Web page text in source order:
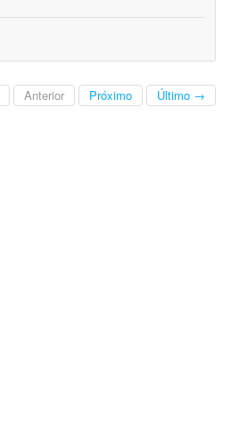
Anterior Próximo Último →